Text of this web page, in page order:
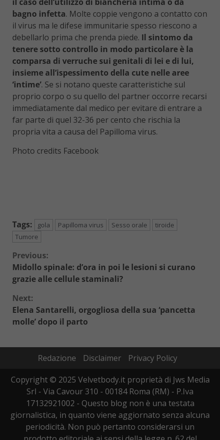
bagno infetta. Molte coppie vengono a contatto con
il virus ma le difese immunitarie spesso riescono a
debellarlo prima che prenda piede. Il sintomo da
tenere sotto controllo in modo particolare è la
comparsa di verruche sui genitali di lei e di lui,
insieme all’ispessimento della cute nelle aree
‘intime’. Se si notano queste caratteristiche sul
proprio corpo o su quello del partner occorre recarsi
immediatamente dal medico per evitare di entrare a
far parte di quel 32-36 per cento che rischia la
propria vita a causa del Papilloma virus.
Photo credits Facebook
Tags: gola Papilloma virus Sesso orale
tiroide
Tumore
Continue
Reading
Previous:
Midollo spinale: d’ora in poi le lesioni si curano
grazie alle cellule staminali?
Next:
Elena Santarelli, orgogliosa della sua ‘pancetta
molle’ dopo il parto
Redazione Disclaimer
Privacy Policy
Copyright © 2025 Velvetbody.it proprietà di Jws Media
Srl - Via Cavour 310 - 00184 Roma (RM) - P.Iva
17132921002 - Questo blog non è una testata
giornalistica, in quanto viene aggiornato senza alcuna
periodicità. Non può pertanto considerarsi un